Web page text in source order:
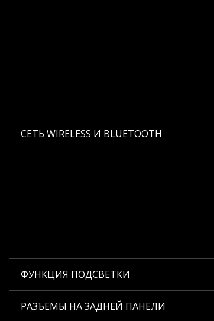
СЕТЬ WIRELESS И BLUETOOTH
ФУНКЦИЯ ПОДСВЕТКИ
РАЗЪЕМЫ НА ЗАДНЕЙ ПАНЕЛИ